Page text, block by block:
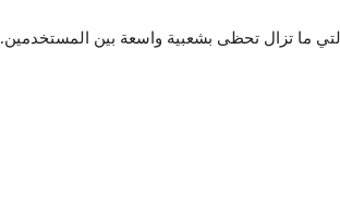
ما تزال تحظى بشعبية واسعة بين المستخدمين.